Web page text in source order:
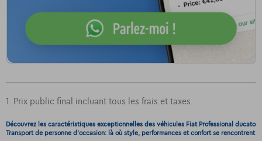
1. Prix public final incluant tous les frais et taxes.
Découvrez les caractéristiques exceptionnelles des véhicules Fiat Professional ducato
Transport de personne d'occasion: là où style, performances et confort se rencontrent